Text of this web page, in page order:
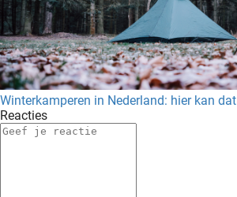
Winterkamperen in Nederland: hier kan dat
Reacties